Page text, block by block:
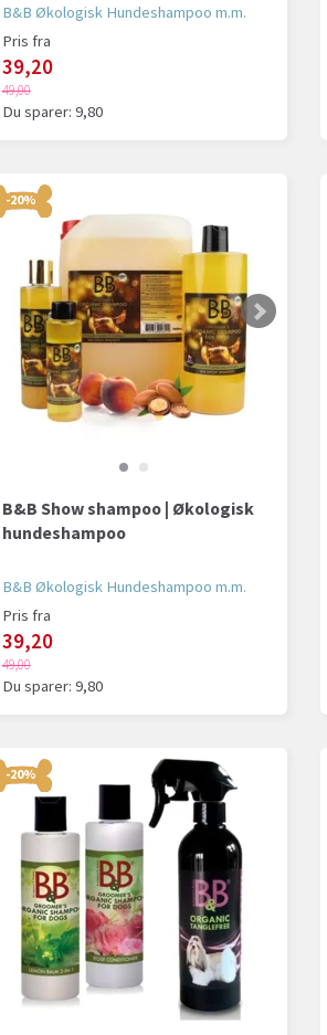
B&B Økologisk Hundeshampoo m.m.
Pris fra
39,20
49,00
Du sparer: 9,80
-20%
B&B Show shampoo | Økologisk
hundeshampoo
B&B Økologisk Hundeshampoo m.m.
Pris fra
39,20
49,00
Du sparer: 9,80
-20%